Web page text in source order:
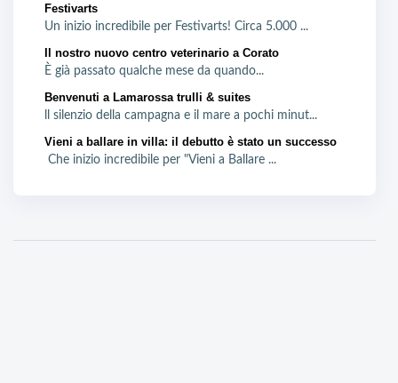
Festivarts
Un inizio incredibile per Festivarts! Circa 5.000 ...
Il nostro nuovo centro veterinario a Corato
È già passato qualche mese da quando...
Benvenuti a Lamarossa trulli & suites
ll silenzio della campagna e il mare a pochi minut...
Vieni a ballare in villa: il debutto è stato un successo
Che inizio incredibile per "Vieni a Ballare ...